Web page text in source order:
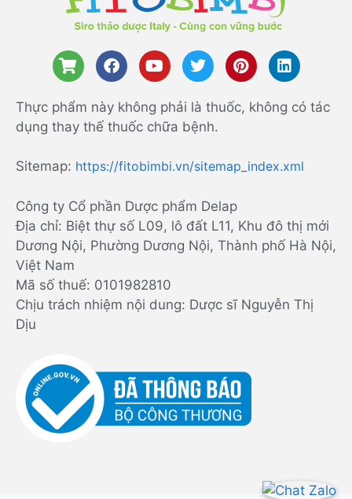
Thực phẩm này không phải là thuốc, không có tác
dụng thay thế thuốc chữa bệnh.
Sitemap: https://fitobimbi.vn/sitemap_index.xml
Công ty Cổ phần Dược phẩm Delap
Địa chỉ: Biệt thự số L09, lô đất L11, Khu đô thị mới
Dương Nội, Phường Dương Nội, Thành phố Hà Nội,
Việt Nam
Mã số thuế: 0101982810
Chịu trách nhiệm nội dung: Dược sĩ Nguyễn Thị
Dịu